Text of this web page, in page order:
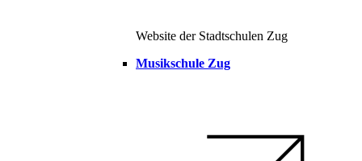
Website der Stadtschulen Zug
Musikschule Zug